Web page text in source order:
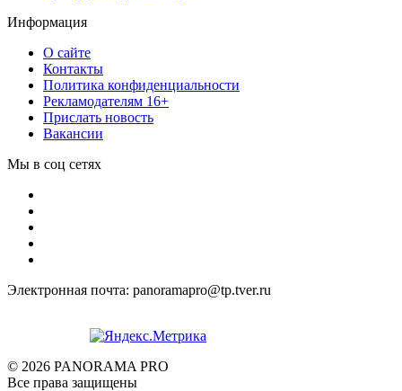
Информация
О сайте
Контакты
Политика конфиденциальности
Рекламодателям 16+
Прислать новость
Вакансии
Мы в соц сетях
Электронная почта: panoramapro@tp.tver.ru
© 2026 PANORAMA PRO
Все права защищены